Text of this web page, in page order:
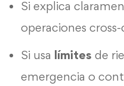
Si explica
operaciones
Si usa límites de
emergencia o